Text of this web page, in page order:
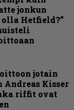
jonkun
Hetfield?”
jotain
Andreas Kisser
riffit ovat